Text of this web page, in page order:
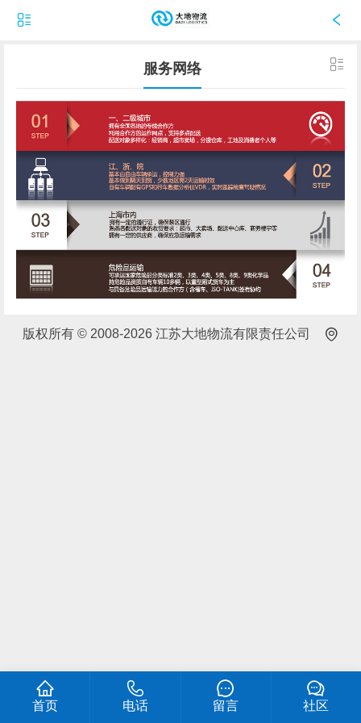
服务网络
版权所有 © 2008-2026 江苏大地物流有限责任公司
首页 电话 留言 社区